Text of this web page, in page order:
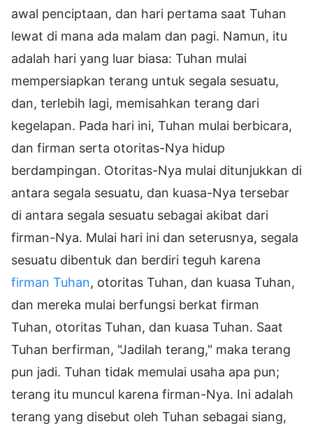
awal penciptaan, dan hari pertama saat Tuhan
lewat di mana ada malam dan pagi. Namun, itu
adalah hari yang luar biasa: Tuhan mulai
mempersiapkan terang untuk segala sesuatu,
dan, terlebih lagi, memisahkan terang dari
kegelapan. Pada hari ini, Tuhan mulai berbicara,
dan firman serta otoritas-Nya hidup
berdampingan. Otoritas-Nya mulai ditunjukkan di
antara segala sesuatu, dan kuasa-Nya tersebar
di antara segala sesuatu sebagai akibat dari
firman-Nya. Mulai hari ini dan seterusnya, segala
sesuatu dibentuk dan berdiri teguh karena
firman Tuhan, otoritas Tuhan, dan kuasa Tuhan,
dan mereka mulai berfungsi berkat firman
Tuhan, otoritas Tuhan, dan kuasa Tuhan. Saat
Tuhan berfirman, "Jadilah terang," maka terang
pun jadi. Tuhan tidak memulai usaha apa pun;
terang itu muncul karena firman-Nya. Ini adalah
terang yang disebut oleh Tuhan sebagai siang,